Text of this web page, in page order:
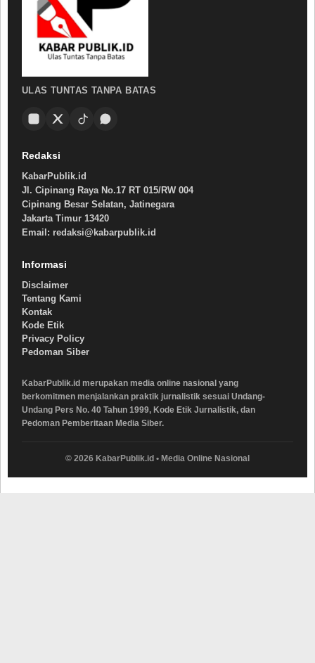
ULAS TUNTAS TANPA BATAS
Redaksi
KabarPublik.id
Jl. Cipinang Raya No.17 RT 015/RW 004
Cipinang Besar Selatan, Jatinegara
Jakarta Timur 13420
Email: redaksi@kabarpublik.id
Informasi
Disclaimer
Tentang Kami
Kontak
Kode Etik
Privacy Policy
Pedoman Siber
KabarPublik.id merupakan media online nasional yang
berkomitmen menjalankan praktik jurnalistik sesuai Undang-
Undang Pers No. 40 Tahun 1999, Kode Etik Jurnalistik, dan
Pedoman Pemberitaan Media Siber.
© 2026 KabarPublik.id • Media Online Nasional